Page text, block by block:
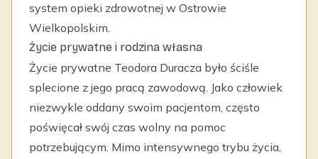
system opieki zdrowotnej w Ostrowie
Wielkopolskim.
Życie prywatne i rodzina własna
Życie prywatne Teodora Duracza było ściśle
splecione z jego pracą zawodową. Jako człowiek
niezwykle oddany swoim pacjentom, często
poświęcał swój czas wolny na pomoc
potrzebującym. Mimo intensywnego trybu życia,